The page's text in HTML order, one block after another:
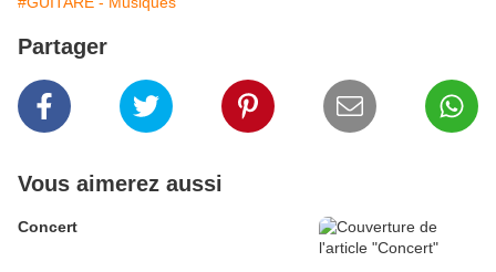
Partager
Vous aimerez aussi
Concert